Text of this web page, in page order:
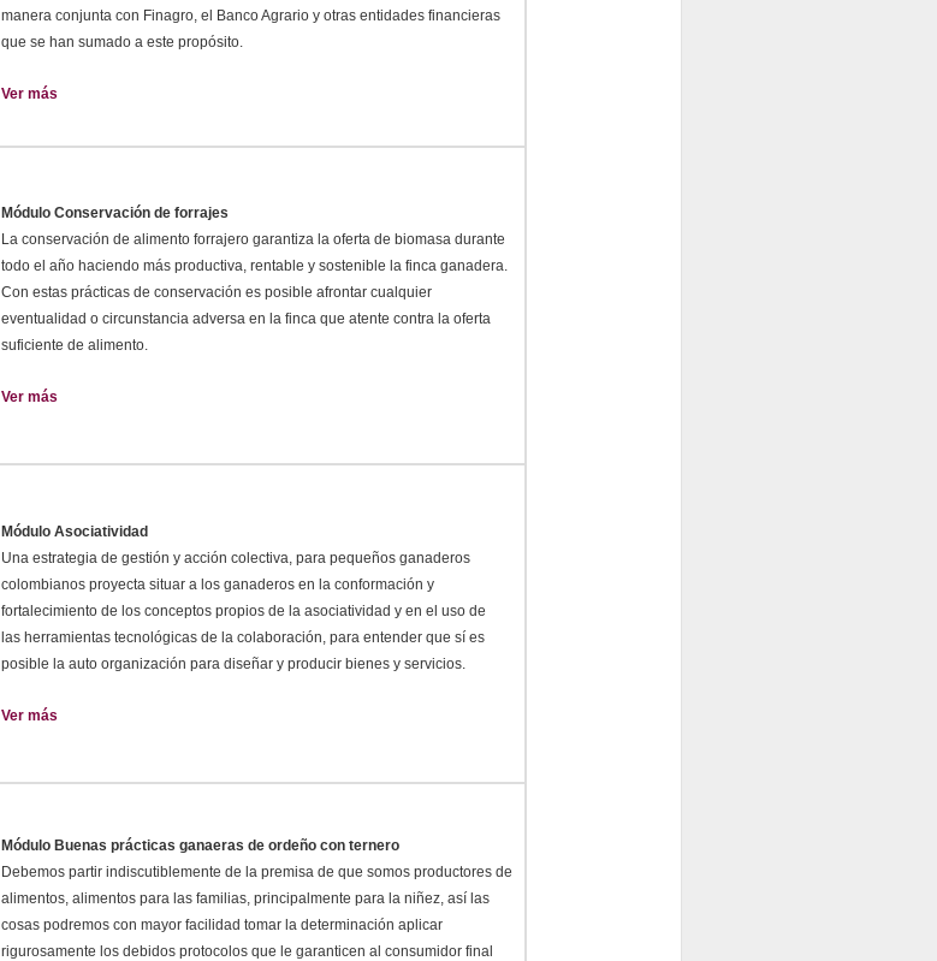
manera conjunta con Finagro, el Banco Agrario y otras entidades financieras
que se han sumado a este propósito.
Ver más
Módulo Conservación de forrajes
La conservación de alimento forrajero garantiza la oferta de biomasa durante
todo el año haciendo más productiva, rentable y sostenible la finca ganadera.
Con estas prácticas de conservación es posible afrontar cualquier
eventualidad o circunstancia adversa en la finca que atente contra la oferta
suficiente de alimento.
Ver más
Módulo Asociatividad
Una estrategia de gestión y acción colectiva, para pequeños ganaderos
colombianos proyecta situar a los ganaderos en la conformación y
fortalecimiento de los conceptos propios de la asociatividad y en el uso de
las herramientas tecnológicas de la colaboración, para entender que sí es
posible la auto organización para diseñar y producir bienes y servicios.
Ver más
Módulo Buenas prácticas ganaeras de ordeño con ternero
Debemos partir indiscutiblemente de la premisa de que somos productores de
alimentos, alimentos para las familias, principalmente para la niñez, así las
cosas podremos con mayor facilidad tomar la determinación aplicar
rigurosamente los debidos protocolos que le garanticen al consumidor final